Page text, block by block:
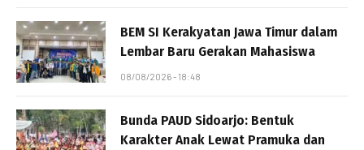
BEM SI Kerakyatan Jawa Timur dalam
Lembar Baru Gerakan Mahasiswa
08/08/2026 - 18:48
Bunda PAUD Sidoarjo: Bentuk
Karakter Anak Lewat Pramuka dan